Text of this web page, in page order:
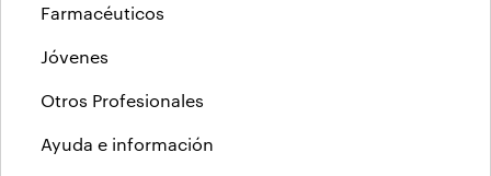
Farmacéuticos
Jóvenes
Otros Profesionales
Ayuda e información